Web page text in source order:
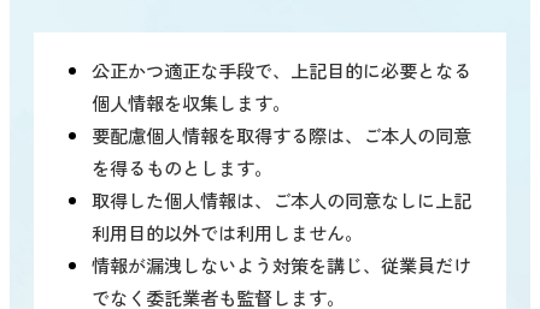
公正かつ適正な手段で、上記目的に必要となる
個人情報を収集します。
要配慮個人情報を取得する際は、ご本人の同意
を得るものとします。
取得した個人情報は、ご本人の同意なしに上記
利用目的以外では利用しません。
情報が漏洩しないよう対策を講じ、従業員だけ
でなく委託業者も監督します。